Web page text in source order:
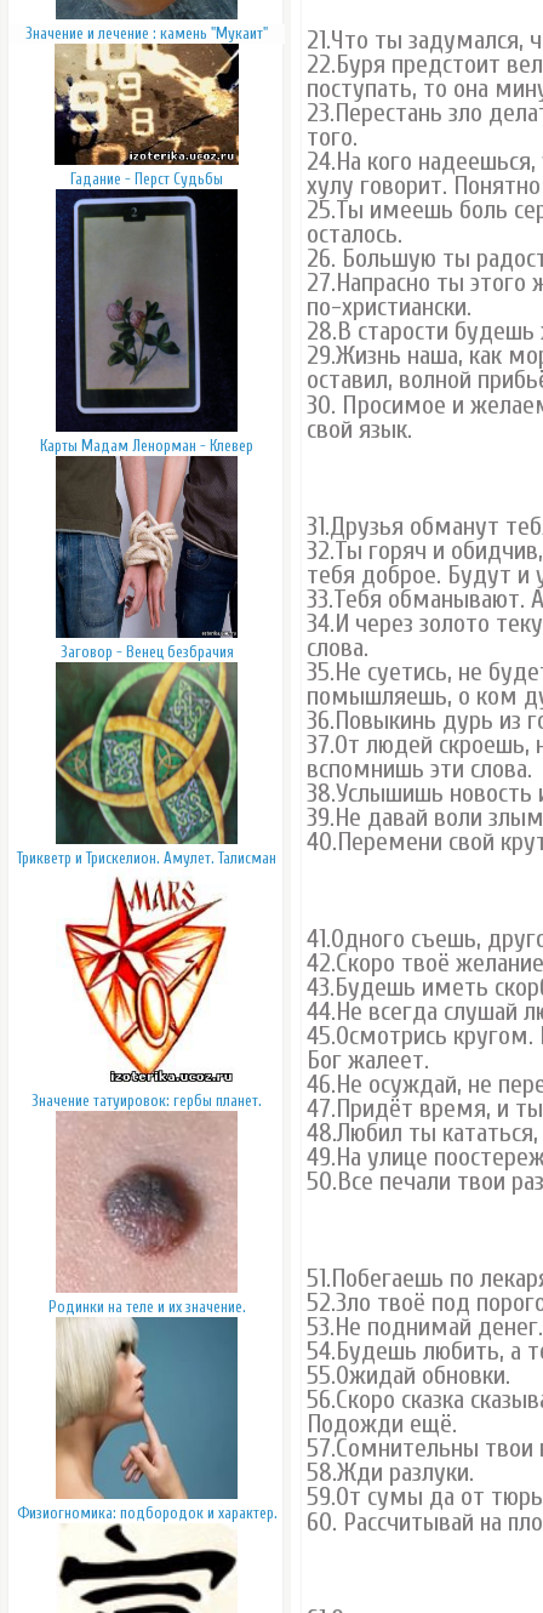
Значение и лечение : камень "Мукаит"
Гадание - Перст Судьбы
Карты Мадам Ленорман - Клевер
Заговор - Венец безбрачия
Трикветр и Трискелион. Амулет. Талисман
Значение татуировок: гербы планет.
Родинки на теле и их значение.
Физиогномика: подбородок и характер.
21.Что ты задумался,
22.Буря предстоит
поступать, то она
23.Перестань зло
того.
24.На кого надеешься,
хулу говорит.
25.Ты имеешь боль
осталось.
26. Большую ты
27.Напрасно ты
по-христиански.
28.В старости
29.Жизнь наша, как
оставил, волной
30. Просимое и
свой язык.
31.Друзья обманут
32.Ты горяч и
тебя доброе. Будут и
33.Тебя обманывают.
34.И через золото
слова.
35.Не суетись, не
помышляешь, о ком
36.Повыкинь дурь из
37.От людей скроешь,
вспомнишь эти слова.
38.Услышишь новость
39.Не давай воли
40.Перемени свой
41.Одного съешь,
42.Скоро твоё
43.Будешь иметь
44.Не всегда слушай
45.Осмотрись
Бог жалеет.
46.Не осуждай, не
47.Придёт время, и
48.Любил ты
49.На улице
50.Все печали твои
51.Побегаешь по
52.Зло твоё под
53.Не поднимай денег.
54.Будешь любить, а
55.Ожидай обновки.
56.Скоро сказка
Подожди ещё.
57.Сомнительны
58.Жди разлуки.
59.От сумы да от
60. Рассчитывай на